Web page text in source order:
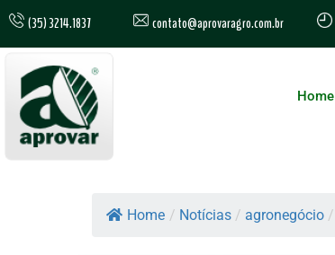
(35) 3214.1837 contato@aprovaragro.com.br
Home
Home / Notícias / agronegócio /